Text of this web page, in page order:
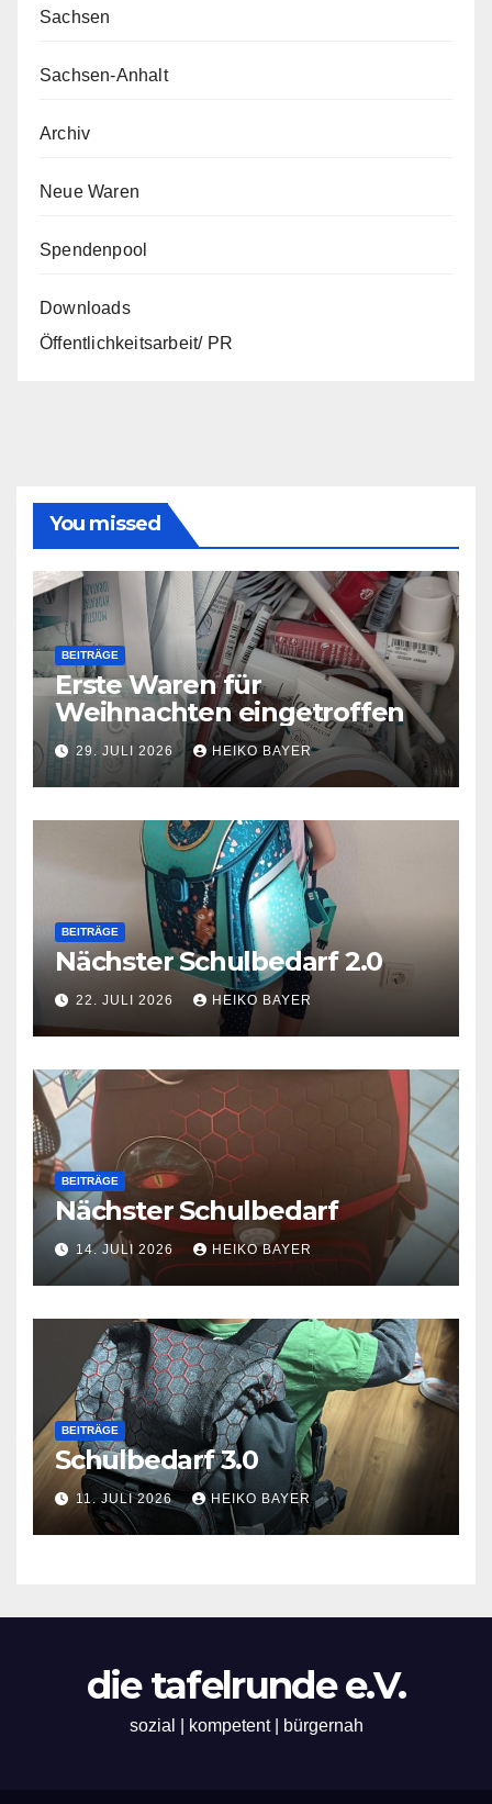
Sachsen
Sachsen-Anhalt
Archiv
Neue Waren
Spendenpool
Downloads
Öffentlichkeitsarbeit/ PR
You missed
BEITRÄGE
Erste Waren für
Weihnachten eingetroffen
29. JULI 2026 HEIKO BAYER
BEITRÄGE
Nächster Schulbedarf 2.0
22. JULI 2026 HEIKO BAYER
BEITRÄGE
Nächster Schulbedarf
14. JULI 2026 HEIKO BAYER
BEITRÄGE
Schulbedarf 3.0
11. JULI 2026 HEIKO BAYER
die tafelrunde e.V.
sozial | kompetent | bürgernah